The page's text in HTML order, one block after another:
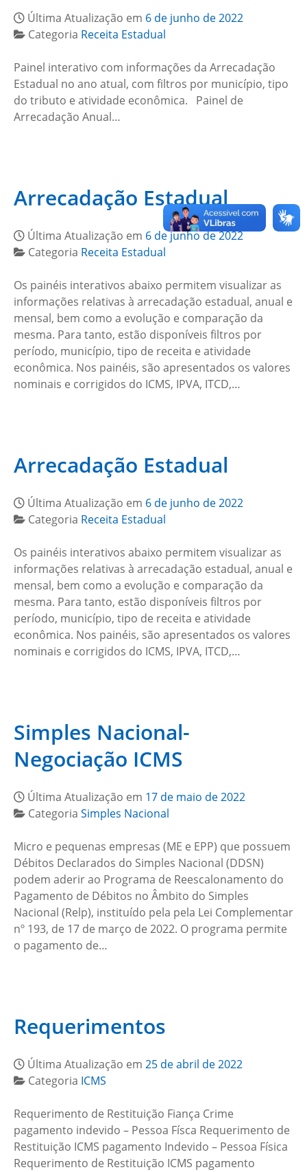
Última Atualização em 6 de junho de 2022
Categoria Receita Estadual
Painel interativo com informações da Arrecadação
Estadual no ano atual, com filtros por município, tipo
do tributo e atividade econômica. Painel de
Arrecadação Anual…
Arrecadação Estadual
Última Atualização em 6 de junho de 2022
Categoria Receita Estadual
Os painéis interativos abaixo permitem visualizar as
informações relativas à arrecadação estadual, anual e
mensal, bem como a evolução e comparação da
mesma. Para tanto, estão disponíveis filtros por
período, município, tipo de receita e atividade
econômica. Nos painéis, são apresentados os valores
nominais e corrigidos do ICMS, IPVA, ITCD,…
Arrecadação Estadual
Última Atualização em 6 de junho de 2022
Categoria Receita Estadual
Os painéis interativos abaixo permitem visualizar as
informações relativas à arrecadação estadual, anual e
mensal, bem como a evolução e comparação da
mesma. Para tanto, estão disponíveis filtros por
período, município, tipo de receita e atividade
econômica. Nos painéis, são apresentados os valores
nominais e corrigidos do ICMS, IPVA, ITCD,…
Simples Nacional-
Negociação ICMS
Última Atualização em 17 de maio de 2022
Categoria Simples Nacional
Micro e pequenas empresas (ME e EPP) que possuem
Débitos Declarados do Simples Nacional (DDSN)
podem aderir ao Programa de Reescalonamento do
Pagamento de Débitos no Âmbito do Simples
Nacional (Relp), instituído pela pela Lei Complementar
nº 193, de 17 de março de 2022. O programa permite
o pagamento de…
Requerimentos
Última Atualização em 25 de abril de 2022
Categoria ICMS
Requerimento de Restituição Fiança Crime
pagamento indevido – Pessoa Físca Requerimento de
Restituição ICMS pagamento Indevido – Pessoa Física
Requerimento de Restituição ICMS pagamento